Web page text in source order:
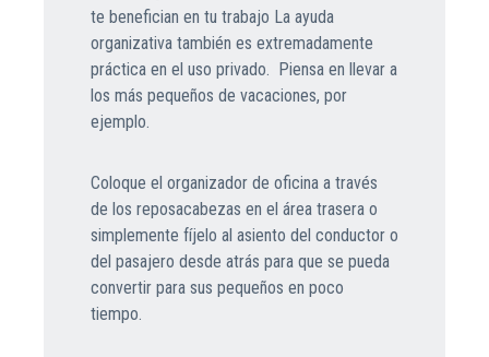
te benefician en tu trabajo La ayuda
organizativa también es extremadamente
práctica en el uso privado. Piensa en llevar a
los más pequeños de vacaciones, por
ejemplo.
Coloque el organizador de oficina a través
de los reposacabezas en el área trasera o
simplemente fíjelo al asiento del conductor o
del pasajero desde atrás para que se pueda
convertir para sus pequeños en poco
tiempo.